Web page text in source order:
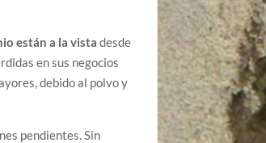
están a la vista desde
en sus negocios
debido al polvo y
pendientes. Sin